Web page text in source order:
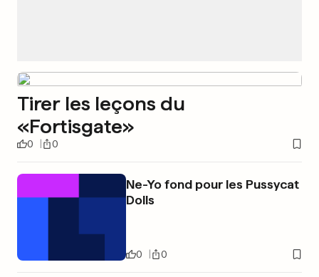
Tirer les leçons du
«Fortisgate»
0 0
Ne-Yo fond pour les Pussycat
Dolls
0 0